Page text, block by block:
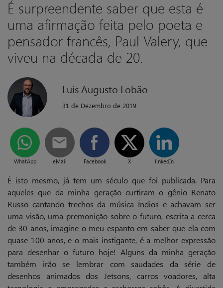
É surpreendente saber que esta é
uma afirmação feita pelo poeta e
pensador francês, Paul Valery, que
viveu na década de 20.
Luís Augusto Lobão
31 de Dezembro de 2019
WhatApp eMail Facebook X linkedIn
É isto mesmo, já tem um século que foi publicada. Para
aqueles que da minha geração curtiram o gênio Renato
Russo cantando trechos da música Índios e achavam ser
uma visão, uma premonição sobre o futuro, escrita a cerca
de 30 anos, imagine o meu espanto em saber que ela com
quase 100 anos, e o mais instigante, é a melhor expressão
para desenhar o futuro hoje! Alguns da minha geração
também irão se lembrar com saudades da série de
desenhos animados dos Jetsons, carros voadores, alta